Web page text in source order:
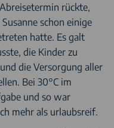
rückte,
schon einige
hatte. Es galt
die Kinder zu
die Versorgung aller
Bei 30°C im
und so war
mehr als urlaubsreif.